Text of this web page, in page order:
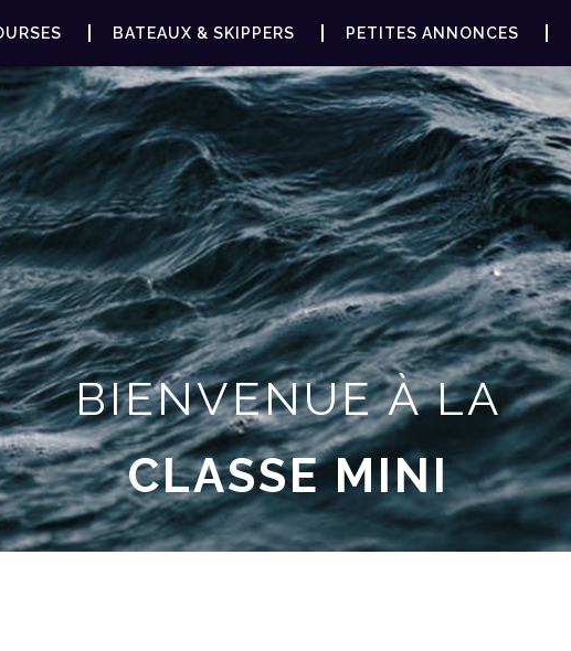
BATEAUX & SKIPPERS PETITES ANNONCES
BIENVENUE À LA
CLASSE MINI